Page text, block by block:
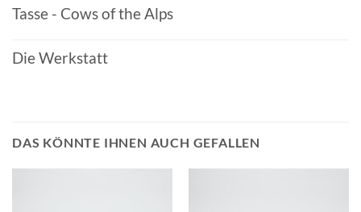
Tasse - Cows of the Alps
Die Werkstatt
DAS KÖNNTE IHNEN AUCH GEFALLEN